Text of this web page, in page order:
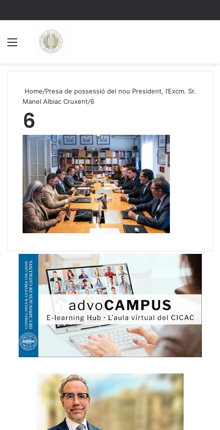
Home/Presa de possessió del nou President, l’Excm. Sr.
Manel Albiac Cruxent/6
6